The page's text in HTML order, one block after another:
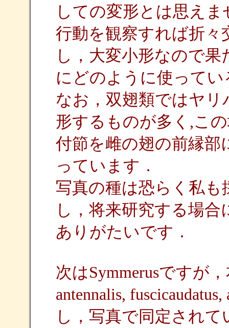
しての変形とは思え
行動を観察すれば折々
し，大変小形なので
にどのように使って
なお，双翅類ではヤ
形するものが多く,こ
付節を雌の翅の前縁
っています．
写真の種は恐らく私
し，将来研究する場
ありがたいです．
次はSymmerusですが
antennalis,
し，写真で同定されて